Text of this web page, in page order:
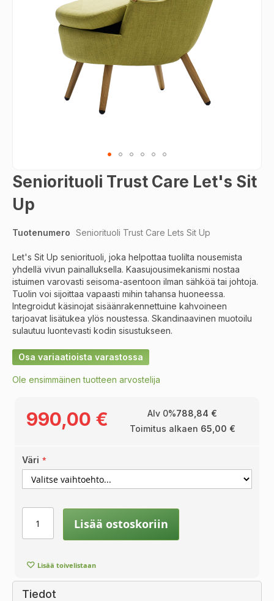
Skip
to
the
beginning
the
gallery
Seniorituoli Trust Care Let's Sit
Up
Tuotenumero Seniorituoli Trust Care Lets Sit Up
Let's Sit Up seniorituoli, joka helpottaa tuolilta nousemista
yhdellä vivun painalluksella. Kaasujousimekanismi nostaa
istuimen varovasti seisoma-asentoon ilman sähköä tai johtoja.
Tuolin voi sijoittaa vapaasti mihin tahansa huoneessa.
Integroidut käsinojat sisäänrakennettuine kahvoineen
tarjoavat lisätukea ylös noustessa. Skandinaavinen muotoilu
sulautuu luontevasti kodin sisustukseen.
Osa variaatioista varastossa
Ole ensimmäinen tuotteen arvostelija
990,00 € Alv 0%788,84 €
Toimitus alkaen 65,00 €
Väri
Lisää ostoskoriin
Lisää toivelistaan
Tiedot